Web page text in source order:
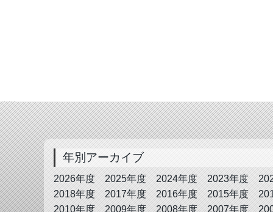
年別アーカイブ
2026年度 2025年度 2024年度 2023年度
2018年度
2017年度 2016年度 2015年度
2010年度
2009年度 2008年度 2007年度